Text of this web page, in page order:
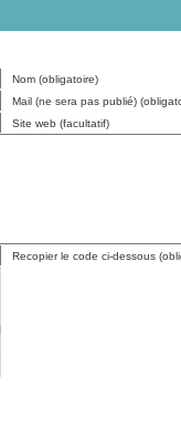
Nom (obligatoire)
Mail (ne sera pas publié)
Site web (facultatif)
Recopier le code ci-dessous